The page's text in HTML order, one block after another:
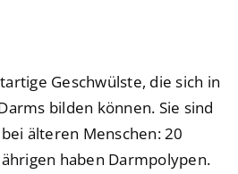
Geschwülste, die sich in
bilden können. Sie sind
älteren Menschen: 20
haben Darmpolypen.